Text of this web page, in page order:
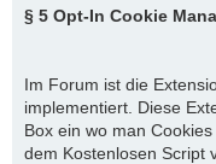
§ 5 Opt-In Cookie
Im Forum ist die
implementiert. Diese
Box ein wo man
dem Kostenlosen Script